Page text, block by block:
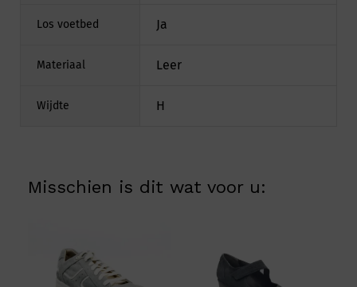
Los voetbed Ja
Materiaal Leer
Wijdte H
Misschien is dit wat voor u: